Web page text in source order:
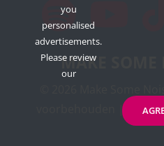
MAKE SOME
voorbehouden |
you
personalised
advertisements.
Please review
our